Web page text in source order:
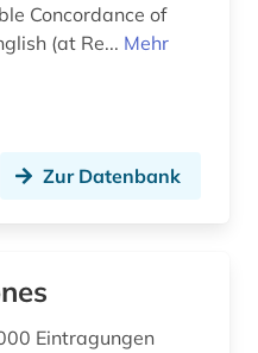
bibel. altes testament (1)
(at Re... Mehr
Zur Datenbank
Eintragungen